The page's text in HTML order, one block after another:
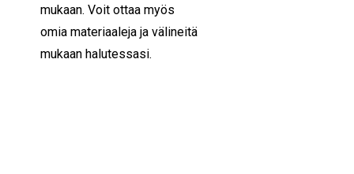
mukaan. Voit ottaa myös
omia materiaaleja ja välineitä
mukaan halutessasi.